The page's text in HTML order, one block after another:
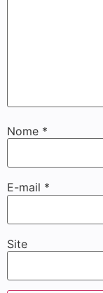
Nome *
E-mail *
Site